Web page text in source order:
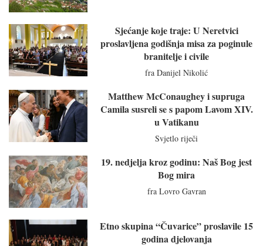
Sjećanje koje traje: U Neretvici
proslavljena godišnja misa za poginule
branitelje i civile
fra Danijel Nikolić
Matthew McConaughey i supruga
Camila susreli se s papom Lavom XIV.
u Vatikanu
Svjetlo riječi
19. nedjelja kroz godinu: Naš Bog jest
Bog mira
fra Lovro Gavran
Etno skupina “Čuvarice” proslavile 15
godina djelovanja